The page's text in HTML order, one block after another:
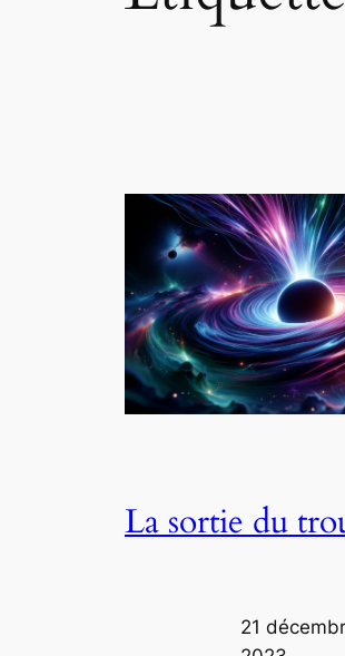
La sortie du
21